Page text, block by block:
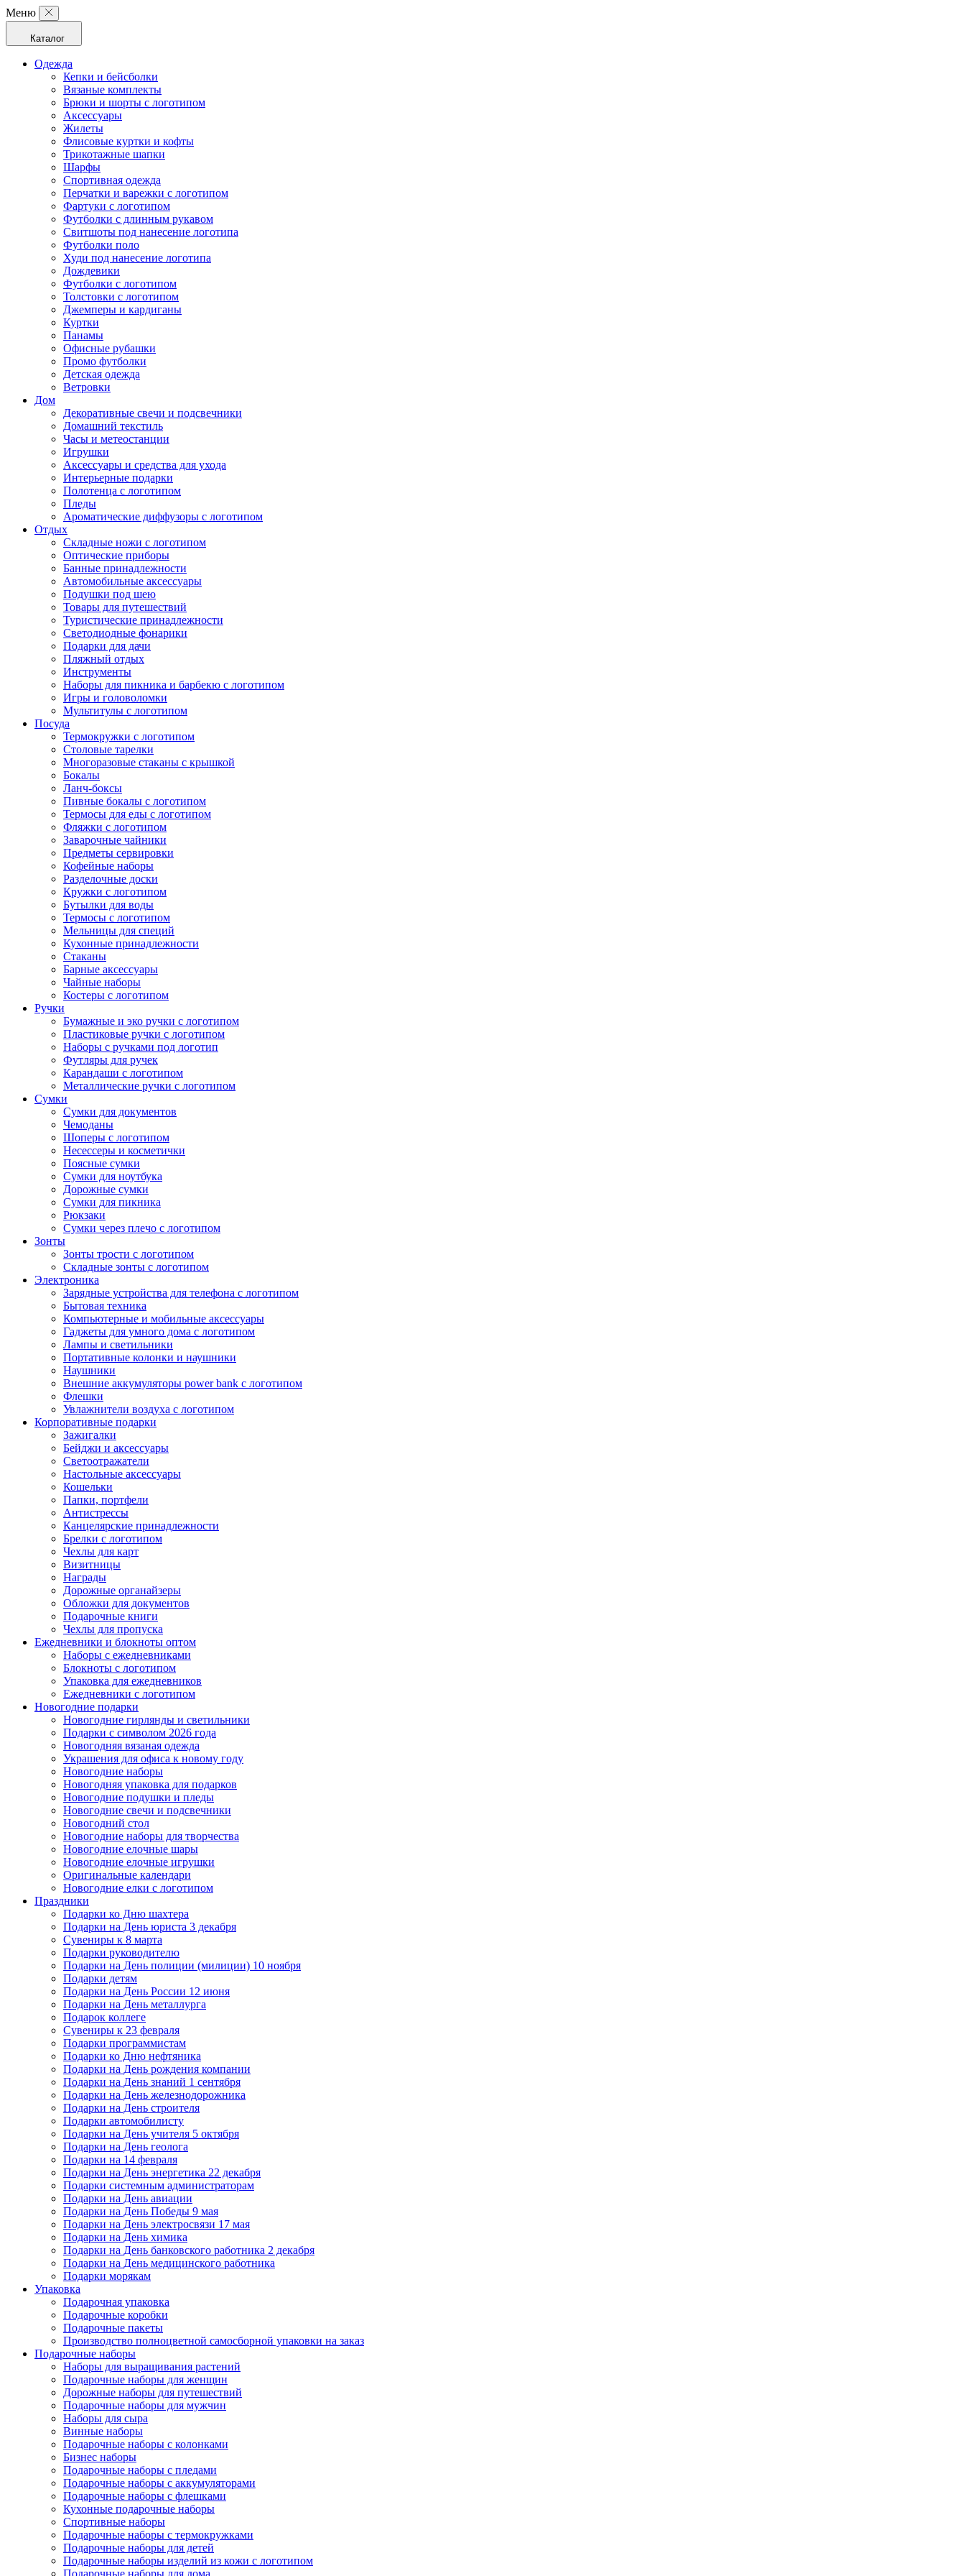
Меню
Каталог
Одежда
Кепки и бейсболки
Вязаные комплекты
Брюки и шорты с логотипом
Аксессуары
Жилеты
Флисовые куртки и кофты
Трикотажные шапки
Шарфы
Спортивная одежда
Перчатки и варежки с логотипом
Фартуки с логотипом
Футболки с длинным рукавом
Свитшоты под нанесение логотипа
Футболки поло
Худи под нанесение логотипа
Дождевики
Футболки с логотипом
Толстовки с логотипом
Джемперы и кардиганы
Куртки
Панамы
Офисные рубашки
Промо футболки
Детская одежда
Ветровки
Дом
Декоративные свечи и подсвечники
Домашний текстиль
Часы и метеостанции
Игрушки
Аксессуары и средства для ухода
Интерьерные подарки
Полотенца с логотипом
Пледы
Ароматические диффузоры с логотипом
Отдых
Складные ножи с логотипом
Оптические приборы
Банные принадлежности
Автомобильные аксессуары
Подушки под шею
Товары для путешествий
Туристические принадлежности
Светодиодные фонарики
Подарки для дачи
Пляжный отдых
Инструменты
Наборы для пикника и барбекю с логотипом
Игры и головоломки
Мультитулы с логотипом
Посуда
Термокружки с логотипом
Столовые тарелки
Многоразовые стаканы с крышкой
Бокалы
Ланч-боксы
Пивные бокалы с логотипом
Термосы для еды с логотипом
Фляжки с логотипом
Заварочные чайники
Предметы сервировки
Кофейные наборы
Разделочные доски
Кружки с логотипом
Бутылки для воды
Термосы с логотипом
Мельницы для специй
Кухонные принадлежности
Стаканы
Барные аксессуары
Чайные наборы
Костеры с логотипом
Ручки
Бумажные и эко ручки с логотипом
Пластиковые ручки с логотипом
Наборы с ручками под логотип
Футляры для ручек
Карандаши с логотипом
Металлические ручки с логотипом
Сумки
Сумки для документов
Чемоданы
Шоперы с логотипом
Несессеры и косметички
Поясные сумки
Сумки для ноутбука
Дорожные сумки
Сумки для пикника
Рюкзаки
Сумки через плечо с логотипом
Зонты
Зонты трости с логотипом
Складные зонты с логотипом
Электроника
Зарядные устройства для телефона с логотипом
Бытовая техника
Компьютерные и мобильные аксессуары
Гаджеты для умного дома с логотипом
Лампы и светильники
Портативные колонки и наушники
Наушники
Внешние аккумуляторы power bank с логотипом
Флешки
Увлажнители воздуха с логотипом
Корпоративные подарки
Зажигалки
Бейджи и аксессуары
Светоотражатели
Настольные аксессуары
Кошельки
Папки, портфели
Антистрессы
Канцелярские принадлежности
Брелки с логотипом
Чехлы для карт
Визитницы
Награды
Дорожные органайзеры
Обложки для документов
Подарочные книги
Чехлы для пропуска
Ежедневники и блокноты оптом
Наборы с ежедневниками
Блокноты с логотипом
Упаковка для ежедневников
Ежедневники с логотипом
Новогодние подарки
Новогодние гирлянды и светильники
Подарки с символом 2026 года
Новогодняя вязаная одежда
Украшения для офиса к новому году
Новогодние наборы
Новогодняя упаковка для подарков
Новогодние подушки и пледы
Новогодние свечи и подсвечники
Новогодний стол
Новогодние наборы для творчества
Новогодние елочные шары
Новогодние елочные игрушки
Оригинальные календари
Новогодние елки с логотипом
Праздники
Подарки ко Дню шахтера
Подарки на День юриста 3 декабря
Сувениры к 8 марта
Подарки руководителю
Подарки на День полиции (милиции) 10 ноября
Подарки детям
Подарки на День России 12 июня
Подарки на День металлурга
Подарок коллеге
Сувениры к 23 февраля
Подарки программистам
Подарки ко Дню нефтяника
Подарки на День рождения компании
Подарки на День знаний 1 сентября
Подарки на День железнодорожника
Подарки на День строителя
Подарки автомобилисту
Подарки на День учителя 5 октября
Подарки на День геолога
Подарки на 14 февраля
Подарки на День энергетика 22 декабря
Подарки системным администраторам
Подарки на День авиации
Подарки на День Победы 9 мая
Подарки на День электросвязи 17 мая
Подарки на День химика
Подарки на День банковского работника 2 декабря
Подарки на День медицинского работника
Подарки морякам
Упаковка
Подарочная упаковка
Подарочные коробки
Подарочные пакеты
Производство полноцветной самосборной упаковки на заказ
Подарочные наборы
Наборы для выращивания растений
Подарочные наборы для женщин
Дорожные наборы для путешествий
Подарочные наборы для мужчин
Наборы для сыра
Винные наборы
Подарочные наборы с колонками
Бизнес наборы
Подарочные наборы с пледами
Подарочные наборы с аккумуляторами
Подарочные наборы с флешками
Кухонные подарочные наборы
Спортивные наборы
Подарочные наборы с термокружками
Подарочные наборы для детей
Подарочные наборы изделий из кожи с логотипом
Подарочные наборы для дома